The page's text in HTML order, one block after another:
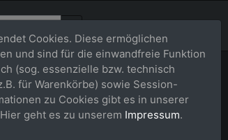
Cookies. Diese ermöglichen
und sind für die einwandfreie Funktion
(sog. essenzielle bzw. technisch
für Warenkörbe) sowie Session-
zu Cookies gibt es in unserer
geht es zu unserem Impressum.